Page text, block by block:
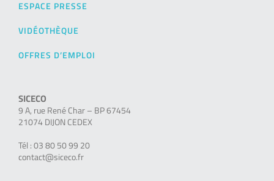
ESPACE PRESSE
VIDÉOTHÈQUE
OFFRES D’EMPLOI
SICECO
9 A, rue René Char – BP 67454
21074 DIJON CEDEX
Tél : 03 80 50 99 20
contact@siceco.fr